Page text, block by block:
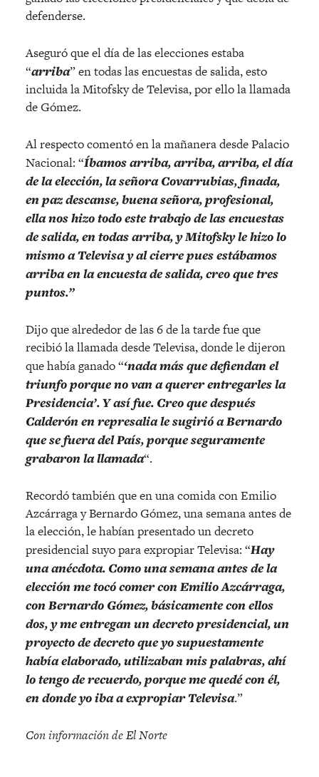
defenderse.
Aseguró que el día de las elecciones estaba
“arriba” en todas las encuestas de salida, esto
incluida la Mitofsky de Televisa, por ello la llamada
de Gómez.
Al respecto comentó en la mañanera desde Palacio
Nacional: “Íbamos arriba, arriba, arriba, el día
de la elección, la señora Covarrubias, finada,
en paz descanse, buena señora, profesional,
ella nos hizo todo este trabajo de las encuestas
de salida, en todas arriba, y Mitofsky le hizo lo
mismo a Televisa y al cierre pues estábamos
arriba en la encuesta de salida, creo que tres
puntos.”
Dijo que alrededor de las 6 de la tarde fue que
recibió la llamada desde Televisa, donde le dijeron
que había ganado “‘nada más que defiendan el
triunfo porque no van a querer entregarles la
Presidencia’. Y así fue. Creo que después
Calderón en represalia le sugirió a Bernardo
que se fuera del País, porque seguramente
grabaron la llamada“.
Recordó también que en una comida con Emilio
Azcárraga y Bernardo Gómez, una semana antes de
la elección, le habían presentado un decreto
presidencial suyo para expropiar Televisa: “Hay
una anécdota. Como una semana antes de la
elección me tocó comer con Emilio Azcárraga,
con Bernardo Gómez, básicamente con ellos
dos, y me entregan un decreto presidencial, un
proyecto de decreto que yo supuestamente
había elaborado, utilizaban mis palabras, ahí
lo tengo de recuerdo, porque me quedé con él,
en donde yo iba a expropiar Televisa.”
Con información de El Norte